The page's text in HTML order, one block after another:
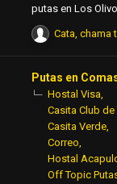
putas en Los
Cata, chama
Putas en
Hostal Visa
Casita Club
Casita Verde
Correo
Hostal
Off Topic